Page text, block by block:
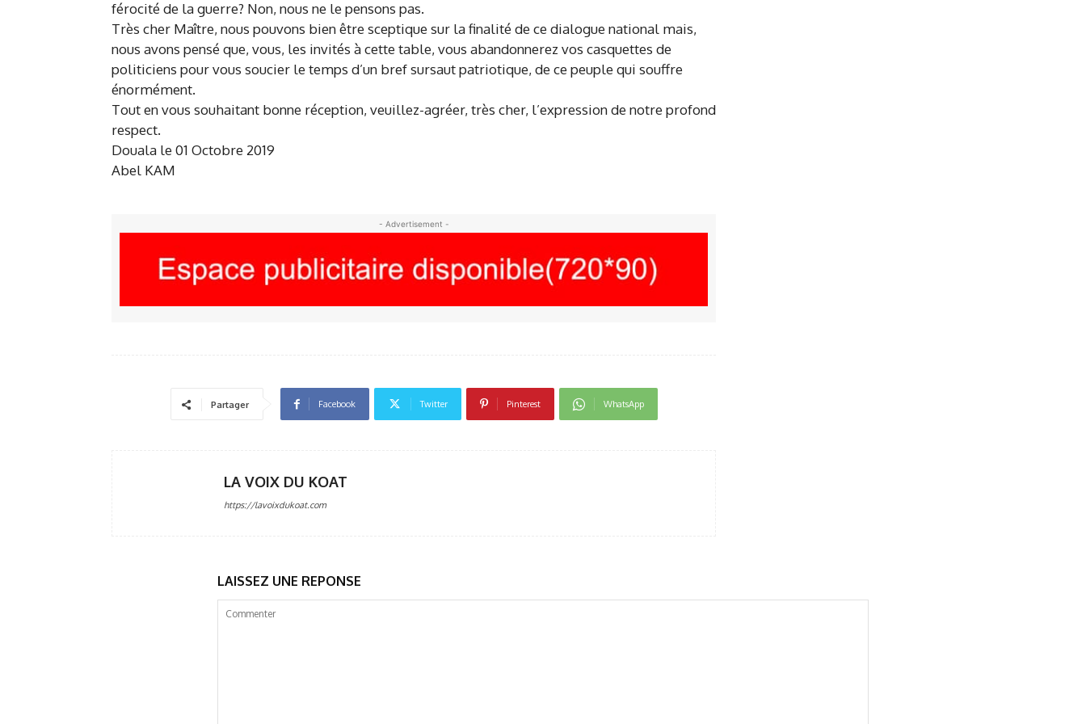
férocité de la guerre? Non, nous ne le pensons pas.
Très cher Maître, nous pouvons bien être sceptique sur la finalité de ce dialogue national mais,
nous avons pensé que, vous, les invités à cette table, vous abandonnerez vos casquettes de
politiciens pour vous soucier le temps d’un bref sursaut patriotique, de ce peuple qui souffre
énormément.
Tout en vous souhaitant bonne réception, veuillez-agréer, très cher, l’expression de notre profond
respect.
Douala le 01 Octobre 2019
Abel KAM
- Advertisement -
Partager Facebook Twitter Pinterest WhatsApp
LA VOIX DU KOAT
https://lavoixdukoat.com
LAISSEZ UNE REPONSE